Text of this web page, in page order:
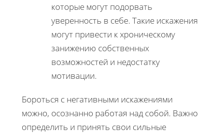
которые могут подорвать
уверенность в себе. Такие искажения
могут привести к хроническому
занижению собственных
возможностей и недостатку
мотивации.
Бороться с негативными искажениями
можно, осознанно работая над собой. Важно
определить и принять свои сильные